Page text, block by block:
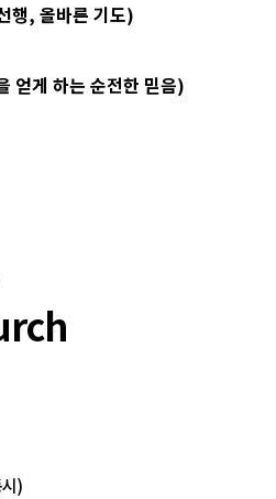
행, 올바른 기도)
얻게 하는 순전한 믿음)
)